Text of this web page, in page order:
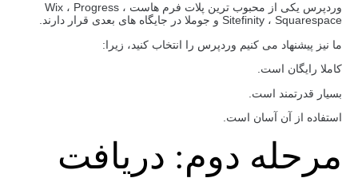
وردپرس یکی از محبوب ترین پلات فرم هاست ، Wix ، Progress
Sitefinity ، Squarespace و جوملا در جایگاه های بعدی قرار دارند.
ما نیز پیشنهاد می کنیم وردپرس را انتخاب کنید، زیرا:
کاملا رایگان است.
بسیار قدرتمند است.
استفاده از آن آسان است.
مرحله دوم: دریافت